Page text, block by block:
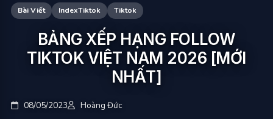
Bài Viết IndexTiktok Tiktok
BẢNG XẾP HẠNG FOLLOW
TIKTOK VIỆT NAM 2026 [MỚI
NHẤT]
08/05/2023 Hoàng Đức